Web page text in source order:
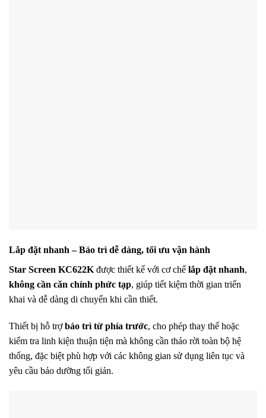
Lắp đặt nhanh – Bảo trì dễ dàng, tối ưu vận hành
Star Screen KC622K được thiết kế với cơ chế lắp đặt nhanh,
không cần căn chỉnh phức tạp, giúp tiết kiệm thời gian triển
khai và dễ dàng di chuyển khi cần thiết.
Thiết bị hỗ trợbảo trì từ phía trước, cho phép thay thế hoặc
kiểm tra linh kiện thuận tiện mà không cần tháo rời toàn bộ hệ
thống, đặc biệt phù hợp với các không gian sử dụng liên tục và
yêu cầu bảo dưỡng tối giản.